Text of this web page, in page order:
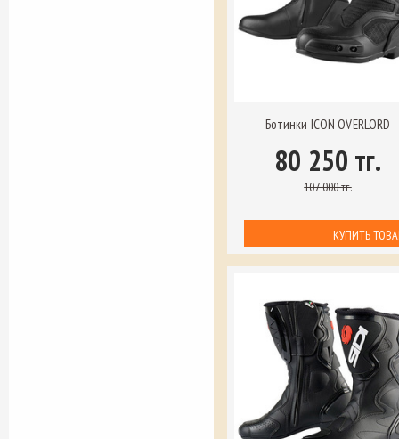
Ботинки ICON OVERLORD
80 250 тг.
107 000 тг.